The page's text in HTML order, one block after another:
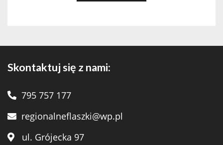
Skontaktuj się z nami:
795 757 177
regionalneflaszki@wp.pl
ul. Grójecka 97